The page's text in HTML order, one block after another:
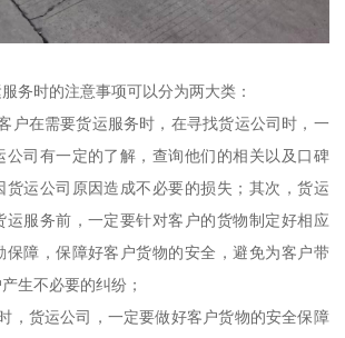
务时的注意事项可以分为两大类：
户在需要货运服务时，在寻找货运公司时，一
公司有一定的了解，查询他们的相关以及口碑
货运公司原因造成不必要的损失；其次，货运
运服务前，一定要针对客户的货物制定好相应
保障，保障好客户货物的安全，避免为客户带
生不必要的纠纷；
，货运公司，一定要做好客户货物的安全保障